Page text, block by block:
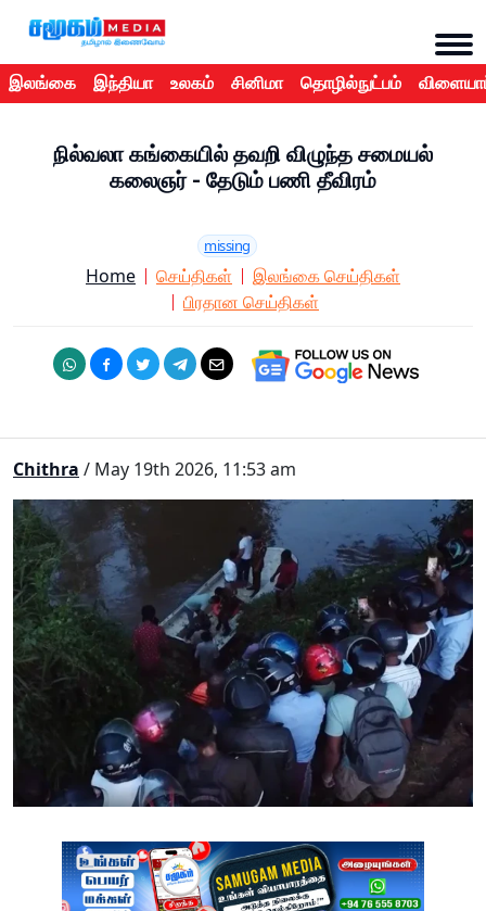
இலங்கை இந்தியா உலகம் சினிமா தொழில்நுட்பம்
நில்வலா கங்கையில் தவறி விழுந்த சமையல்
கலைஞர் - தேடும் பணி தீவிரம்
missing
Home செய்திகள்
இலங்கை செய்திகள்
பிரதான செய்திகள்
Chithra / May 19th 2026, 11:53 am